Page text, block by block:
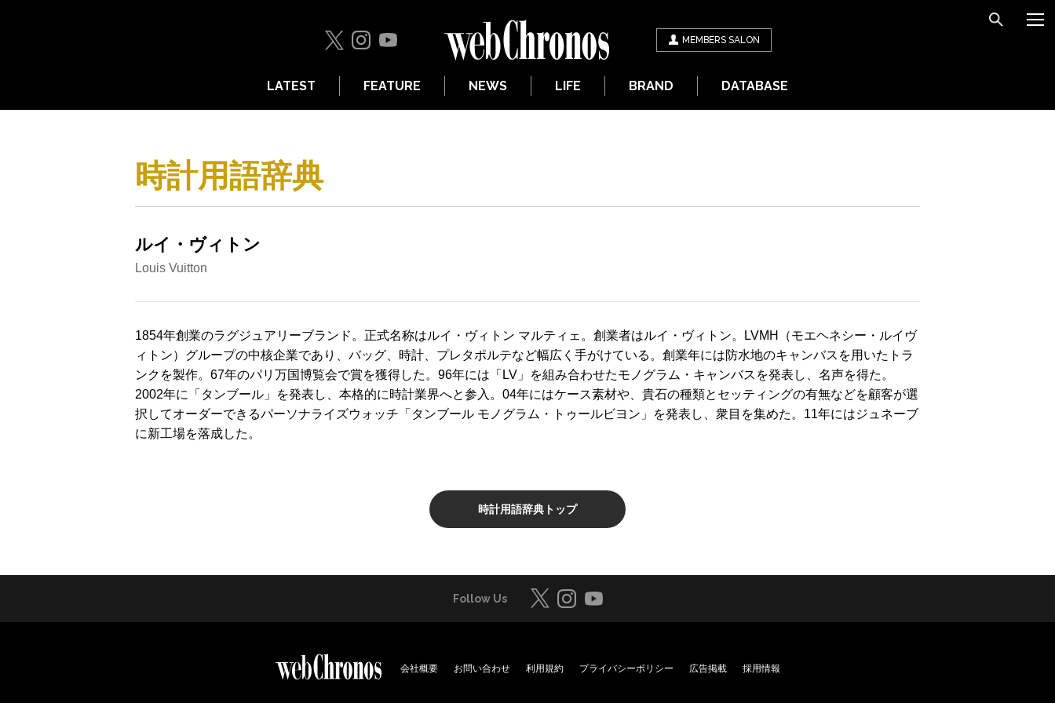
MEMBERS SALON
LATEST FEATURE NEWS LIFE BRAND DATABASE
時計用語辞典
ルイ・ヴィトン
Louis Vuitton
1854年創業のラグジュアリーブランド。正式名称はルイ・ヴィトン マルティェ。創業者はルイ・ヴィトン。LVMH（モエヘネシー・ルイヴ
ィトン）グループの中核企業であり、バッグ、時計、プレタポルテなど幅広く手がけている。創業年には防水地のキャンバスを用いたトラ
ンクを製作。67年のパリ万国博覧会で賞を獲得した。96年には「LV」を組み合わせたモノグラム・キャンバスを発表し、名声を得た。
2002年に「タンブール」を発表し、本格的に時計業界へと参入。04年にはケース素材や、貴石の種類とセッティングの有無などを顧客が選
択してオーダーできるパーソナライズウォッチ「タンブール モノグラム・トゥールビヨン」を発表し、衆目を集めた。11年にはジュネーブ
に新工場を落成した。
時計用語辞典トップ
Follow Us
会社概要 お問い合わせ 利用規約 プライバシーポリシー 広告掲載 採用情報